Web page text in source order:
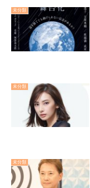
未分類
未分類
未分類